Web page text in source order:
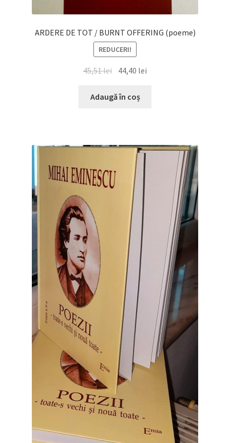
ARDERE DE TOT / BURNT OFFERING (poeme)
REDUCERI!
45,51lei Prețul
a
44,40 lei
Adaugă în coș